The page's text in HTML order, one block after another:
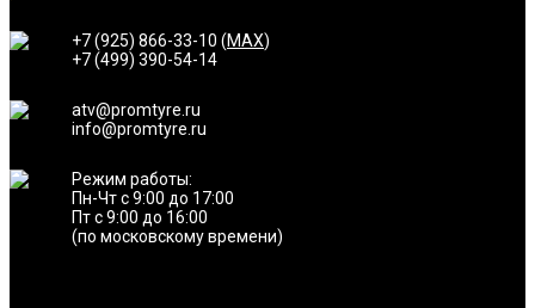
+7 (925) 866-33-10 (MAX)
+7 (499) 390-54-14
atv@promtyre.ru
info@promtyre.ru
Режим работы:
Пн-Чт с 9:00 до 17:00
Пт с 9:00 до 16:00
(по московскому времени)